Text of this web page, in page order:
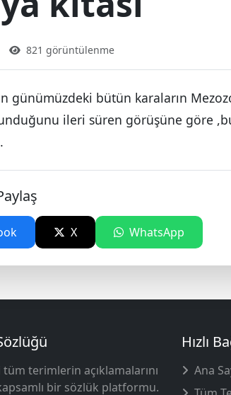
821 görüntülenme
günümüzdeki bütün karaların
ileri süren görüşüne göre
X WhatsApp
terimlerin açıklamalarını
bir sözlük platformu.
Hızlı
Ana